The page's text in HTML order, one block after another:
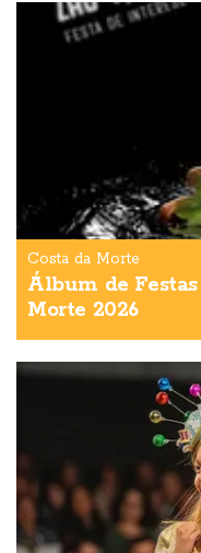
Costa da Morte
Álbum de
Morte 2026